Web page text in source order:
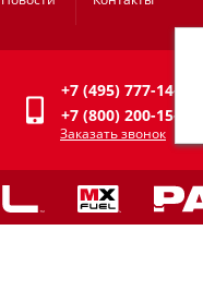
+7 (495) 777-14-94
+7 (800) 200-15-94
Заказать звонок